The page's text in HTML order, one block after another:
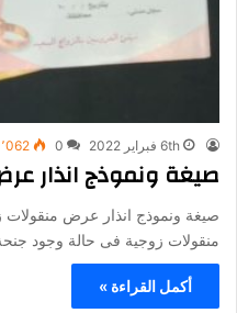
6th فبراير 2022 0
صيغة ونموذج انذار
صيغة ونموذج انذار عرض
منقولات زوجية فى حالة وجود
أكمل القراءة »